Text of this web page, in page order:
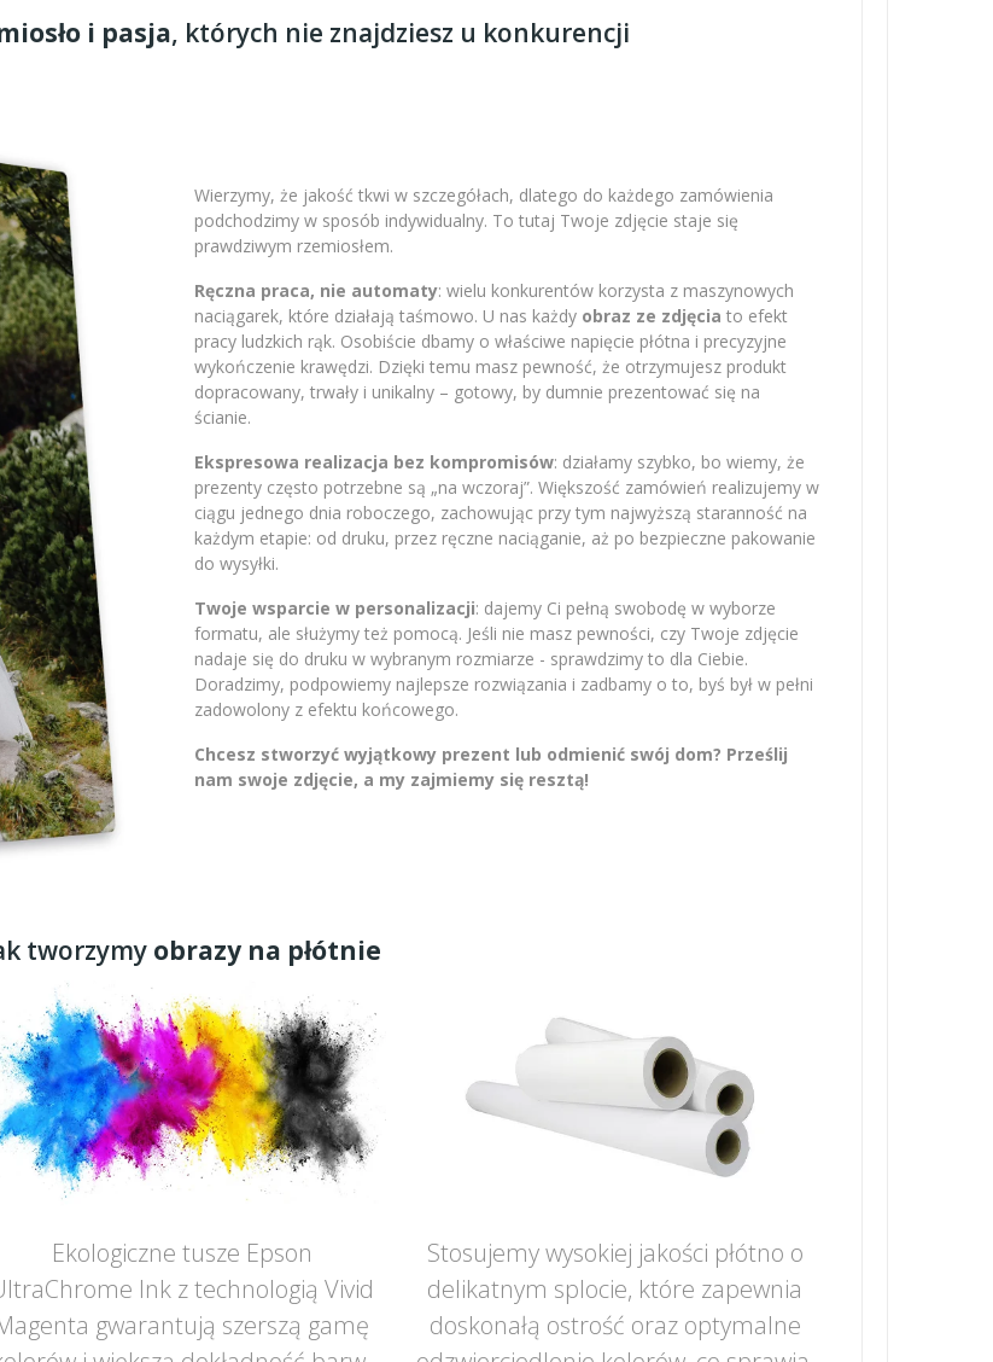
i pasja, których nie znajdziesz u konkurencji
Wierzymy, że jakość tkwi w szczegółach, dlatego do każdego zamówienia
podchodzimy w sposób indywidualny. To tutaj Twoje zdjęcie staje się
prawdziwym rzemiosłem.
Ręczna praca, nie automaty: wielu konkurentów korzysta z maszynowych
naciągarek, które działają taśmowo. U nas każdy obraz ze zdjęcia to efekt
pracy ludzkich rąk. Osobiście dbamy o właściwe napięcie płótna i precyzyjne
wykończenie krawędzi. Dzięki temu masz pewność, że otrzymujesz produkt
dopracowany, trwały i unikalny – gotowy, by dumnie prezentować się na
ścianie.
Ekspresowa realizacja bez kompromisów: działamy szybko, bo wiemy, że
prezenty często potrzebne są „na wczoraj”. Większość zamówień realizujemy w
ciągu jednego dnia roboczego, zachowując przy tym najwyższą staranność na
każdym etapie: od druku, przez ręczne naciąganie, aż po bezpieczne pakowanie
do wysyłki.
Twoje wsparcie w personalizacji: dajemy Ci pełną swobodę w wyborze
formatu, ale służymy też pomocą. Jeśli nie masz pewności, czy Twoje zdjęcie
nadaje się do druku w wybranym rozmiarze - sprawdzimy to dla Ciebie.
Doradzimy, podpowiemy najlepsze rozwiązania i zadbamy o to, byś był w pełni
zadowolony z efektu końcowego.
Chcesz stworzyć wyjątkowy prezent lub odmienić swój dom? Prześlij
nam swoje zdjęcie, a my zajmiemy się resztą!
tworzymyobrazy na płótnie
Ekologiczne tusze Epson
Ink z technologią Vivid
gwarantują szerszą gamę
Stosujemy wysokiej jakości płótno o
delikatnym splocie, które zapewnia
doskonałą ostrość oraz optymalne